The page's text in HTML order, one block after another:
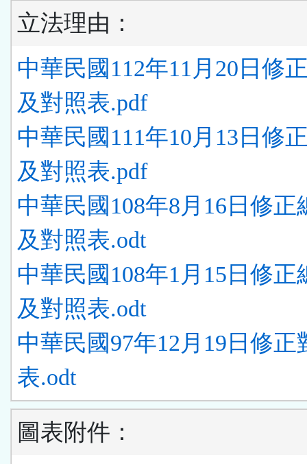
立法理由：
中華民國112年11月20日修
及對照表.pdf
中華民國111年10月13日修
及對照表.pdf
中華民國108年8月16日修正
及對照表.odt
中華民國108年1月15日修正
及對照表.odt
中華民國97年12月19日修正
表.odt
圖表附件：